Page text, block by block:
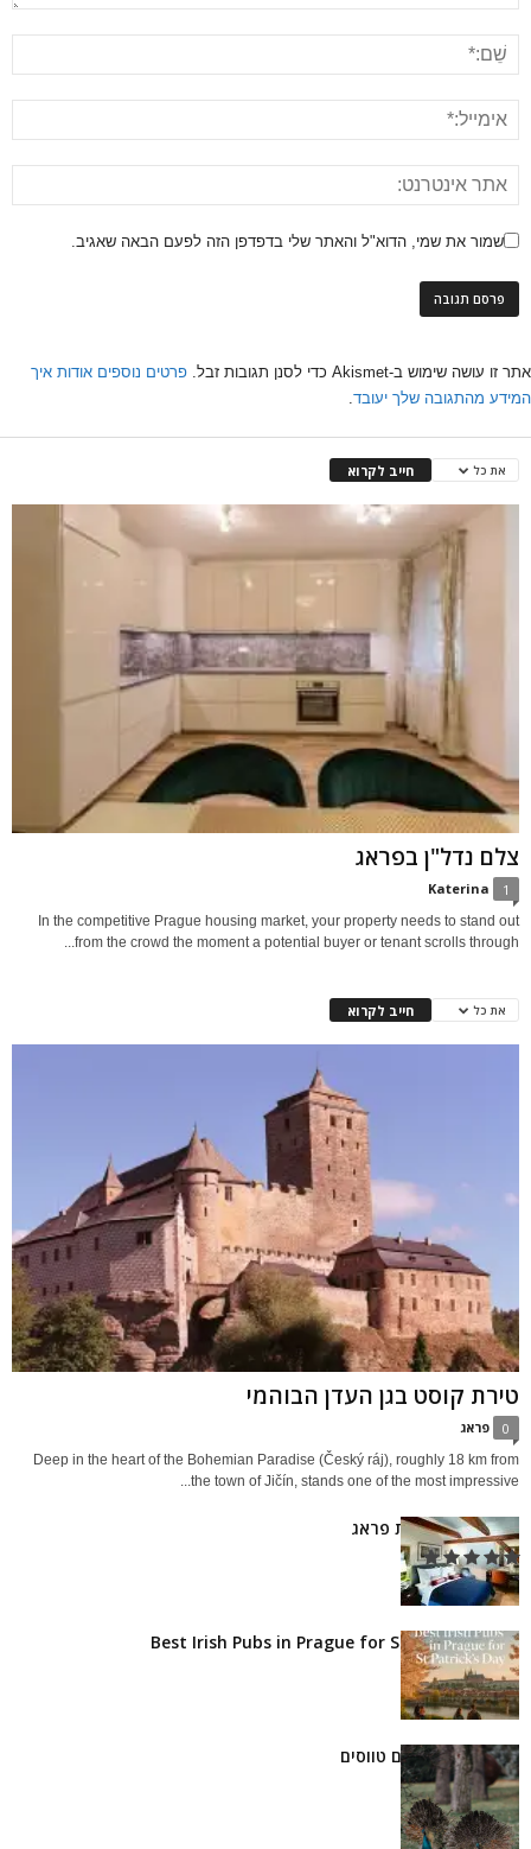
שמור את שמי, הדוא"ל והאתר שלי בדפדפן הזה לפעם הבאה שאגיב.
אתר זו עושה שימוש ב-Akismet כדי לסנן תגובות זבל.
פרטים נוספים אודות איך
המידע מהתגובה שלך יעובד.
חייב לקרוא את כל
צלם נדל"ן בפראג
Katerina 1
In the competitive Prague housing market, your property needs to stand out
from the crowd the moment a potential buyer or tenant scrolls through...
חייב לקרוא את כל
טירת קוסט בגן העדן הבוהמי
פראג 0
Deep in the heart of the Bohemian Paradise (Český ráj), roughly 18 km from
the town of Jičín, stands one of the most impressive...
מנדרינית מזרחית פראג
Best Irish Pubs in Prague for St Patrick’s Day
גן וג'אן - פראג עם טווסים